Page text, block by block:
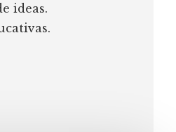
ideas.